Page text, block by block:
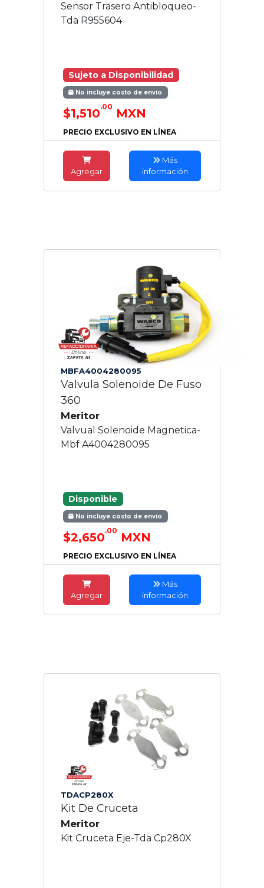
Sensor Trasero Antibloqueo-
Tda R955604
Sujeto a Disponibilidad
No incluye costo de envío
$1,510.00 MXN
PRECIO EXCLUSIVO EN LÍNEA
Agregar
Más
información
MBFA4004280095
Valvula Solenoide De Fuso
360
Meritor
Valvual Solenoide Magnetica-
Mbf A4004280095
Disponible
No incluye costo de envío
$2,650.00 MXN
PRECIO EXCLUSIVO EN LÍNEA
Agregar
Más
información
TDACP280X
Kit De Cruceta
Meritor
Kit Cruceta Eje-Tda Cp280X